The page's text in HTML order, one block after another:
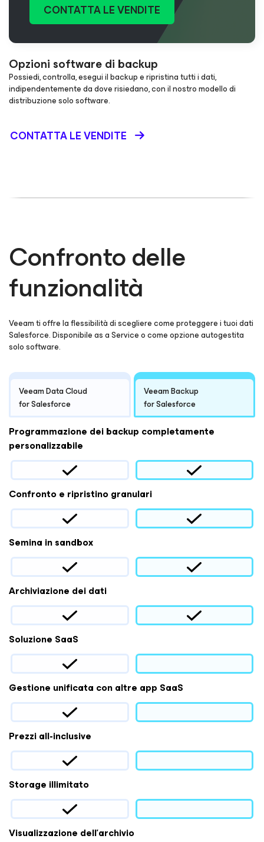
CONTATTA LE VENDITE
Opzioni software di backup
Possiedi, controlla, esegui il backup e ripristina tutti i dati,
indipendentemente da dove risiedano, con il nostro modello di
distribuzione solo software.
CONTATTA LE VENDITE
Confronto delle
funzionalità
Veeam ti offre la flessibilità di scegliere come proteggere i tuoi dati
Salesforce. Disponibile as a Service o come opzione autogestita
solo software.
Veeam Data Cloud
for Salesforce
Veeam Backup
for Salesforce
Programmazione dei backup completamente
personalizzabile
Confronto e ripristino granulari
Semina in sandbox
Archiviazione dei dati
Soluzione SaaS
Gestione unificata con altre app SaaS
Prezzi all-inclusive
Storage illimitato
Visualizzazione dell'archivio